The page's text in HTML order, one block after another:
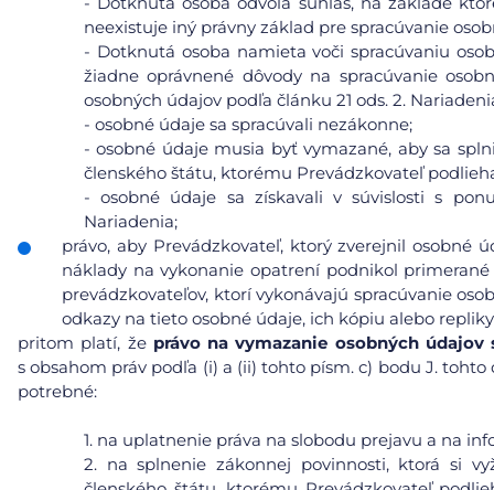
neexistuje iný právny základ pre spracúvanie
- Dotknutá osoba namieta voči spracúvaniu
žiadne oprávnené dôvody na spracúvanie
osobných údajov podľa článku 21 ods. 2.
- osobné údaje sa spracúvali nezákonne;
-osobné údaje musia byť vymazané, aby sa
členského štátu, ktorému Prevádzkovateľ
-osobné údaje sa získavali v súvislosti s
Nariadenia;
právo, aby Prevádzkovateľ, ktorý zverejnil osobné
náklady na vykonanie opatrení podnikol
prevádzkovateľov, ktorí vykonávajú spracúvanie
odkazy na tieto osobné údaje, ich kópiu alebo
pritom platí, že právo na vymazanie osobných údajov
s obsahom práv podľa (i) a (ii) tohto písm. c) bodu J.
potrebné:
1. na uplatnenie práva na slobodu prejavu a na
2. na splnenie zákonnej povinnosti, ktorá si